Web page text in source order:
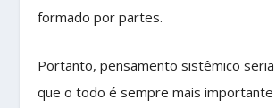
formado por partes.
Portanto, pensamento sistêmico seria
que o todo é sempre mais importante